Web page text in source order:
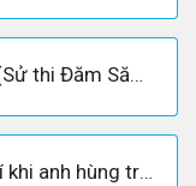
Tóm tắt Chiến thắng Mtao Mxây (Sử thi Đăm Săn) - Ngữ văn 10
Suy nghĩ của em về đoạn trích chí khi anh hùng truyện Kiều Nguyễn Du